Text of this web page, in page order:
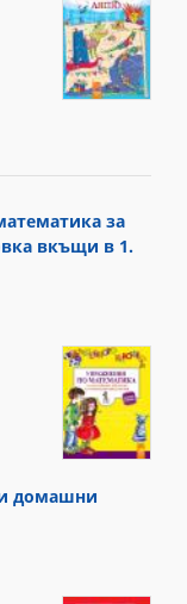
за
вкъщи в 1.
домашни